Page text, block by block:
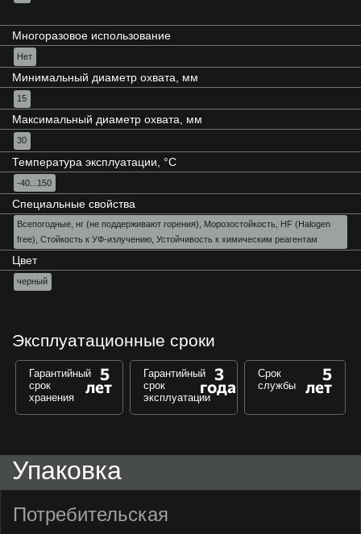
Многоразовое использование
Нет
Минимальный диаметр охвата, мм
15
Максимальный диаметр охвата, мм
30
Температура эксплуатации, °C
-40...150
Специальные свойства
Всепогодные, нг (не поддерживают горения), Морозостойкость, HF (Halogen
free), Стойкость к УФ-излучению, Устойчивость к химическим реагентам
Цвет
черный
Эксплуатационные сроки
Гарантийный
срок
хранения
5
лет
Гарантийный
срок
эксплуатации
3
года
Срок
службы
5
лет
Упаковка
Потребительская